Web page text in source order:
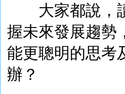
大家都說，讀
握未來發展趨勢
能更聰明的思考
辦？